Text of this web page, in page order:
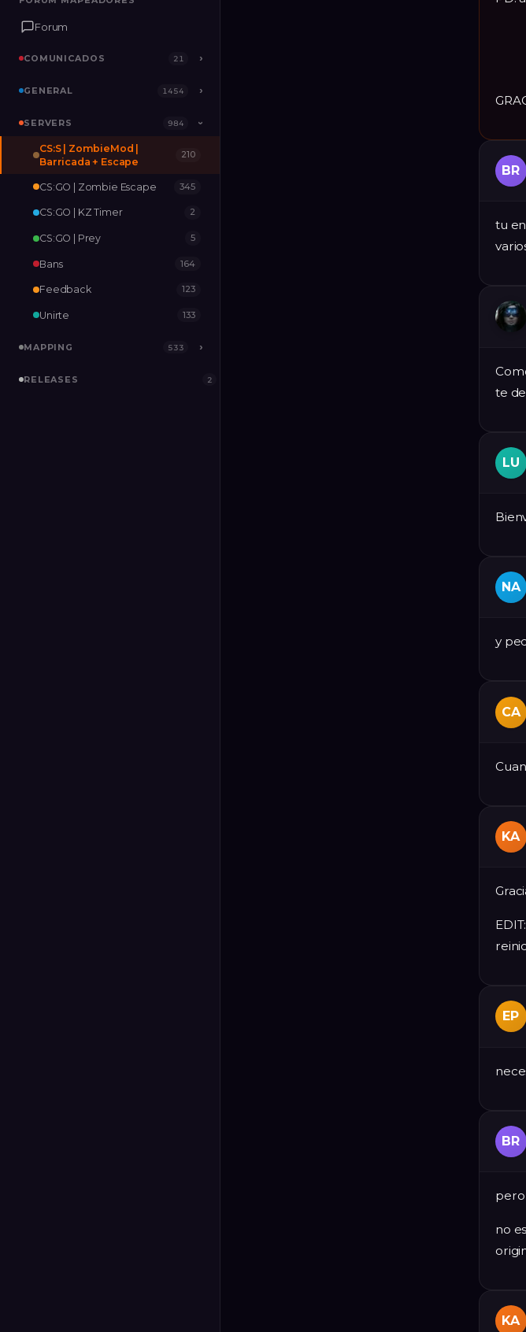
Forum
COMUNICADOS 21 ›
GENERAL 1454 ›
SERVERS 984 ›
MAPPING 533
RELEASES
Forum
COMUNICADOS 21 ›
GENERAL 1454 ›
SERVERS 984 ›
CS:S | ZombieMod |
Barricada + Escape
210
CS:GO | Zombie Escape 345
CS:GO | KZ Timer 2
CS:GO | Prey 5
Bans 164
Feedback 123
Unirte 133
MAPPING 533 ›
RELEASES 2
BR
tu
te
LU
NA
y
CA
KA
EP
BR
pero
no
KA